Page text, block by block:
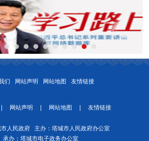
们 网站声明 网站地图 友情链接
| 网站声明 | 网站地图 | 友情链接
人民政府 主办：塔城市人民政府办公室
承办：塔城市电子政务办公室